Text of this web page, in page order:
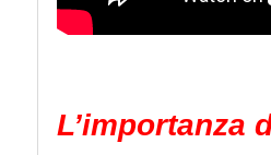
L’importanza